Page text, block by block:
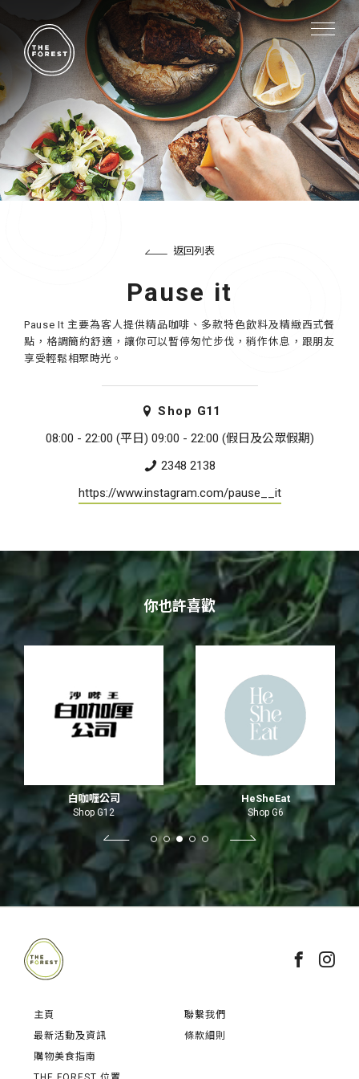
返回列表
Pause it
Pause It 主要為客人提供精品咖啡、多款特色飲料及精緻西式餐
點，格調簡約舒適，讓你可以暫停匆忙步伐，稍作休息，跟朋友
享受輕鬆相聚時光。
Shop G11
08:00 - 22:00 (平日) 09:00 - 22:00 (假日及公眾假期)
2348 2138
https://www.instagram.com/pause__it
你也許喜歡
白咖喱公司
Shop G12
HeSheEat
Shop G6
主頁
最新活動及資訊
購物美食指南
聯繫我們
條款細則